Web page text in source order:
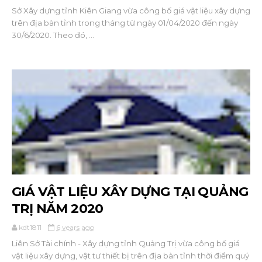
Sở Xây dựng tỉnh Kiên Giang vừa công bố giá vật liệu xây dựng
trên địa bàn tỉnh trong tháng từ ngày 01/04/2020 đến ngày
30/6/2020. Theo đó, ...
GIÁ VẬT LIỆU XÂY DỰNG TẠI QUẢNG
TRỊ NĂM 2020
kdt1811 6 years ago
Liên Sở Tài chính - Xây dựng tỉnh Quảng Trị vừa công bố giá
vật liệu xây dựng, vật tư thiết bị trên địa bàn tỉnh thời điểm quý